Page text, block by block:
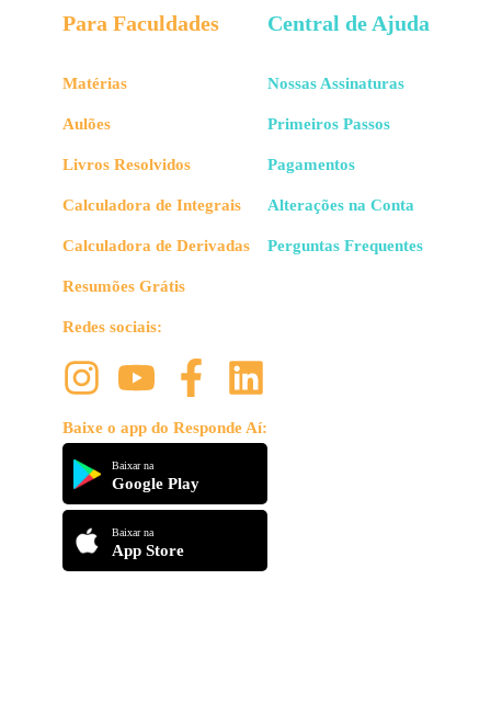
Para Faculdades
Matérias
Aulões
Livros Resolvidos
Calculadora de Integrais
Calculadora de Derivadas
Resumões Grátis
Redes sociais:
Baixe o app do Responde Aí:
Baixar na
Google Play
Baixar na
App Store
Central de Ajuda
Nossas Assinaturas
Primeiros Passos
Pagamentos
Alterações na Conta
Perguntas Frequentes